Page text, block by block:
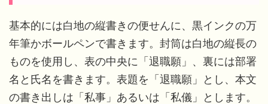
基本的には白地の縦書きの便せんに、黒インクの万
年筆かボールペンで書きます。封筒は白地の縦長の
ものを使用し、表の中央に「退職願」、裏には部署
名と氏名を書きます。表題を「退職願」とし、本文
の書き出しは「私事」あるいは「私儀」とします。